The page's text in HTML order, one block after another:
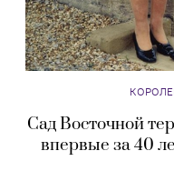
Сад Восточной
впервые за 40